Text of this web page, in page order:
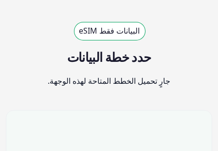
البيانات فقط eSIM
حدد خطة البيانات
جارٍ تحميل الخطط المتاحة لهذه الوجهة.